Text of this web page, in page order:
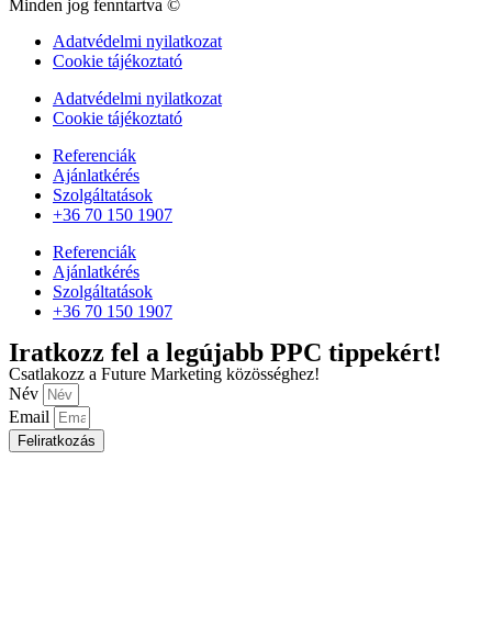
Minden jog fenntartva ©
Adatvédelmi nyilatkozat
Cookie tájékoztató
Adatvédelmi nyilatkozat
Cookie tájékoztató
Referenciák
Ajánlatkérés
Szolgáltatások
+36 70 150 1907
Referenciák
Ajánlatkérés
Szolgáltatások
+36 70 150 1907
Iratkozz fel a legújabb PPC tippekért!
Csatlakozz a Future Marketing közösséghez!
Név
Email
Feliratkozás